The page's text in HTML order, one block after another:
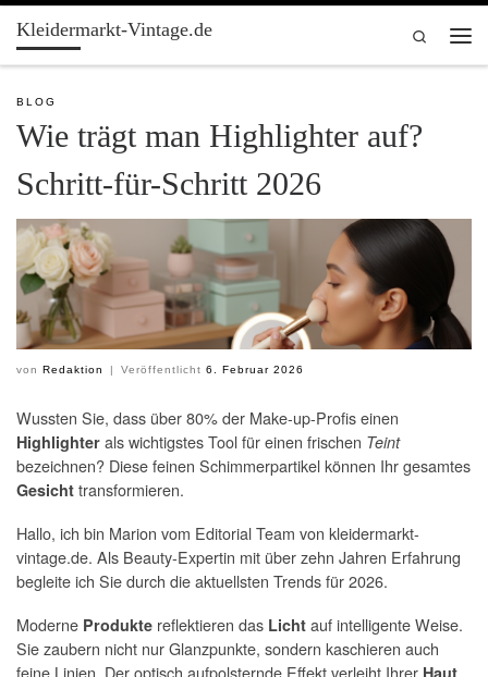
Zum Inhalt springen
Kleidermarkt-Vintage.de
Search
BLOG
Wie trägt man Highlighter auf?
Schritt-für-Schritt 2026
von Redaktion | Veröffentlicht6. Februar 2026
Wussten Sie, dass über 80% der Make-up-Profis einen
Highlighter als wichtigstes Tool für einen frischen Teint
bezeichnen? Diese feinen Schimmerpartikel können Ihr gesamtes
Gesicht transformieren.
Hallo, ich bin Marion vom Editorial Team von kleidermarkt-
vintage.de. Als Beauty-Expertin mit über zehn Jahren Erfahrung
begleite ich Sie durch die aktuellsten Trends für 2026.
Moderne Produkte reflektieren das Licht auf intelligente Weise.
Sie zaubern nicht nur Glanzpunkte, sondern kaschieren auch
feine Linien. Der optisch aufpolsternde Effekt verleiht Ihrer Haut